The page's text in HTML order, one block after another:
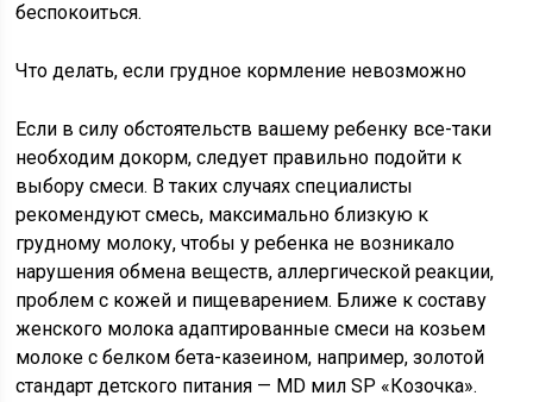
беспокоиться.
Что делать, если грудное кормление невозможно
Если в силу обстоятельств вашему ребенку все-таки
необходим докорм, следует правильно подойти к
выбору смеси. В таких случаях специалисты
рекомендуют смесь, максимально близкую к
грудному молоку, чтобы у ребенка не возникало
нарушения обмена веществ, аллергической реакции,
проблем с кожей и пищеварением. Ближе к составу
женского молока адаптированные смеси на козьем
молоке с белком бета-казеином, например, золотой
стандарт детского питания — MD мил SP «Козочка».